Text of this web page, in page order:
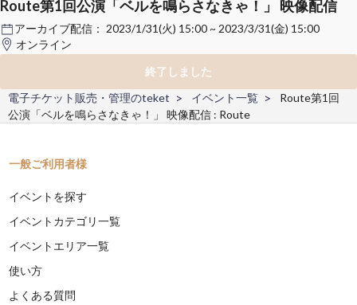
Route第1回公演「ベルを鳴らさなきゃ！」 映像配信
アーカイブ配信： 2023/1/31(火) 15:00 ~ 2023/3/31(金) 15:00
オンライン
終了しました
電子チケット販売・管理のteket
イベント一覧
Route第1回
公演「ベルを鳴らさなきゃ！」 映像配信 : Route
一般ご利用者様
イベントを探す
イベントカテゴリ一覧
イベントエリア一覧
使い方
よくある質問